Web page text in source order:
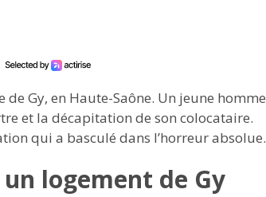
Gy, en Haute-Saône. Un jeune homme
et la décapitation de son colocataire.
qui a basculé dans l’horreur absolue.
logement de Gy